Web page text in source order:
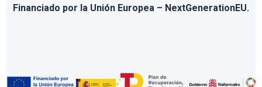
Financiado por la Unión Europea – NextGenerationEU.